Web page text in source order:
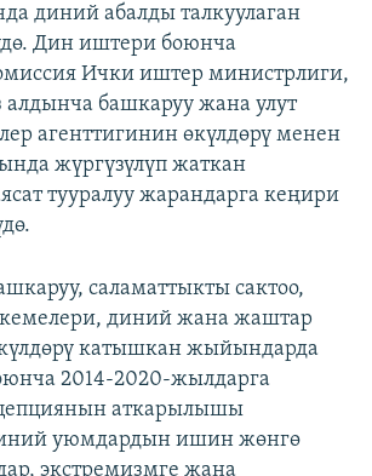
сайттары
диний абалды талкуулаган
Дин иштери боюнча
Ички иштер министрлиги,
алдынча башкаруу жана улут
агенттигинин өкүлдөрү менен
жүргүзүлүп жаткан
тууралуу жарандарга кеңири
саламаттыкты сактоо,
диний жана жаштар
катышкан жыйындарда
2014-2020-жылдарга
аткарылышы
уюмдардын ишин жөнгө
экстремизмге жана